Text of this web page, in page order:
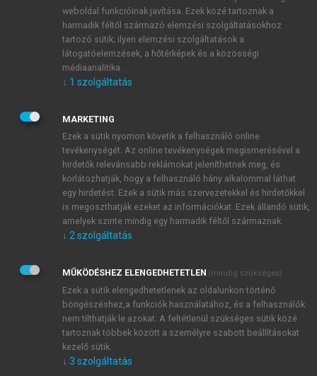
E-MAIL-CÍM
JELSZÓ
JELSZÓ ÚJRA
Kérek értesítést a MeRSZ újdonságairól, akcióiról.
Kérek értesítést az Akadémiai Kiadó Zrt. újdonságairól,
Adatkezelési tájékoztatóbanfoglaltakat tudomásul
veszem és elfogadom.
Általános vásárlási feltételeket, valamint a szotar.netés a
mersz.huoldalak licencszerződéseiben foglaltakat
tudomásul veszem és elfogadom.
KIPRÓBÁLOM
weboldal funkcióinak javítása. Ezek közé tartoznak a
harmadik féltől származó elemzési szolgáltatásokhoz
tartozó sütik; ilyen elemzési szolgáltatások a
látogatóelemzések, a hőtérképek és a közösségi
médiaanalitika.
↓ 1 szolgáltatás
MARKETING
Ezek a sütik nyomon követik a felhasználó online
tevékenységét. Az online tevékenységek megismerésével a
hirdetők relevánsabb reklámokat jeleníthetnek meg, és
korlátozhatják, hogy a felhasználó hány alkalommal láthat
egy hirdetést. Ezek a sütik más szervezetekkel és hirdetőkkel
is megoszthatják ezeket az információkat. Ezek állandó sütik,
amelyek szinte mindig egy harmadik féltől származnak.
↓ 2 szolgáltatás
MŰKÖDÉSHEZ ELENGEDHETETLEN (mindig szükséges)
Ezek a sütik elengedhetetlenek az oldalunkon történő
böngészéshez,a funkciók használatához, és a felhasználók
nem tilthatják le azokat. A feltétlenül szükséges sütik közé
tartoznak többek között a személyre szabott beállításokat
kezelő sütik.
↓ 3 szolgáltatás